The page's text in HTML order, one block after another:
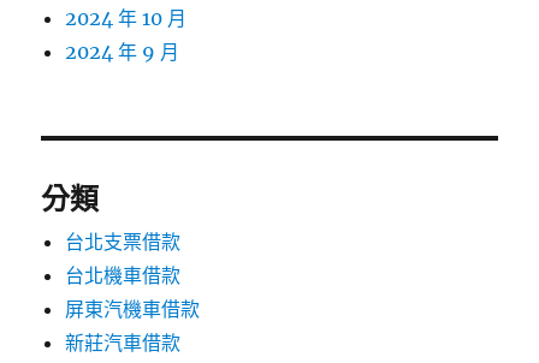
2024 年 10 月
2024 年 9 月
分類
台北支票借款
台北機車借款
屏東汽機車借款
新莊汽車借款